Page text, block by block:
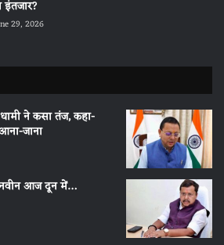
इंतजार?
29, 2026
ने कसा तंज, कहा-
जाना
नवीन आज दून में…